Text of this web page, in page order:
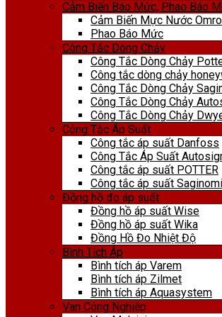
Cảm Biến Báo Mức, Phao Báo
Cảm Biến Mực Nước
Phao Báo Mức
Công Tắc Dòng Chảy
Công Tắc Dòng Chảy
Công tắc dòng chảy
Công Tắc Dòng Chảy
Công Tắc Dòng Chảy
Công Tắc Dòng Chảy
Công Tắc Áp Suất
Công tắc áp suất Danfoss
Công Tắc Áp Suất
Công tắc áp suất POTTER
Công tắc áp suất
Đồng hồ đo áp suất
Đồng hồ áp suất Wise
Đồng hồ áp suất Wika
Đồng Hồ Đo Nhiệt Độ
Bình Tích Áp
Bình tích áp Varem
Bình tích áp Zilmet
Bình tích áp Aquasystem
Van Công Nghiệp